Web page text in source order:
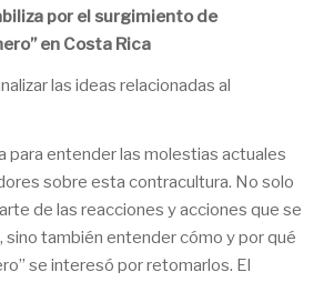
por el surgimiento de
en Costa Rica
las ideas relacionadas al
para entender las molestias actuales
sobre esta contracultura. No solo
de las reacciones y acciones que se
sino también entender cómo y por qué
se interesó por retomarlos. El